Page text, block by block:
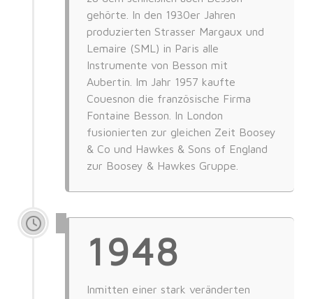
gehörte. In den 1930er Jahren
produzierten Strasser Margaux und
Lemaire (SML) in Paris alle
Instrumente von Besson mit
Aubertin. Im Jahr 1957 kaufte
Couesnon die französische Firma
Fontaine Besson. In London
fusionierten zur gleichen Zeit Boosey
& Co und Hawkes & Sons of England
zur Boosey & Hawkes Gruppe.
1948
Inmitten einer stark veränderten